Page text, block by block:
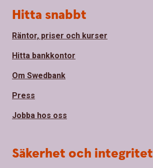
Hitta snabbt
Räntor, priser och kurser
Hitta bankkontor
Om Swedbank
Press
Jobba hos oss
Säkerhet och integritet